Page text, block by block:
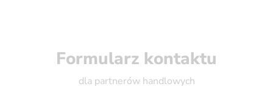
Formularz kontaktu
dla partnerów handlowych